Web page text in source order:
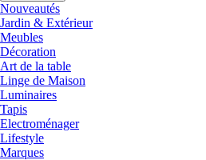
Nouveautés
Jardin & Extérieur
Meubles
Décoration
Art de la table
Linge de Maison
Luminaires
Tapis
Electroménager
Lifestyle
Marques